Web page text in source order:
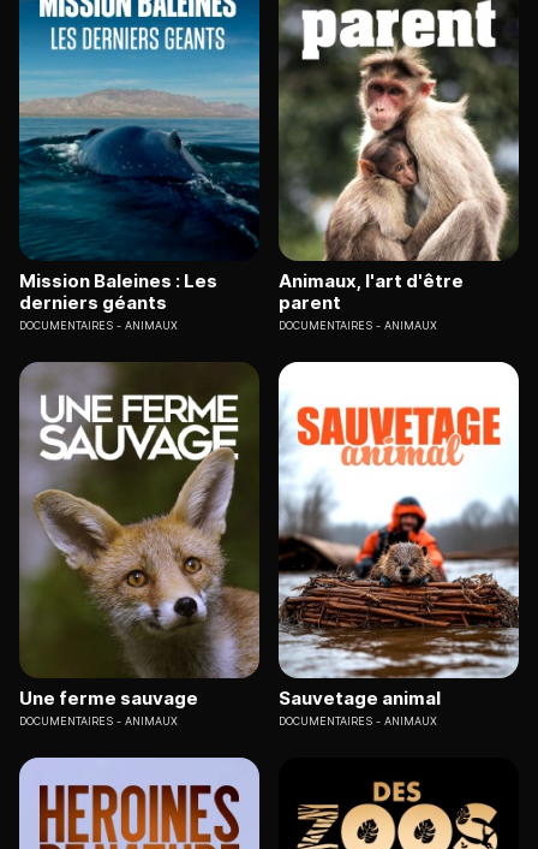
Mission Baleines : Les
derniers géants
DOCUMENTAIRES ANIMAUX
Animaux, l'art d'être
parent
DOCUMENTAIRES ANIMAUX
Une ferme sauvage
DOCUMENTAIRES ANIMAUX
Sauvetage animal
DOCUMENTAIRES ANIMAUX